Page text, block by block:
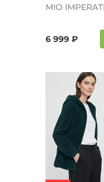
MIO
6 999 ₽